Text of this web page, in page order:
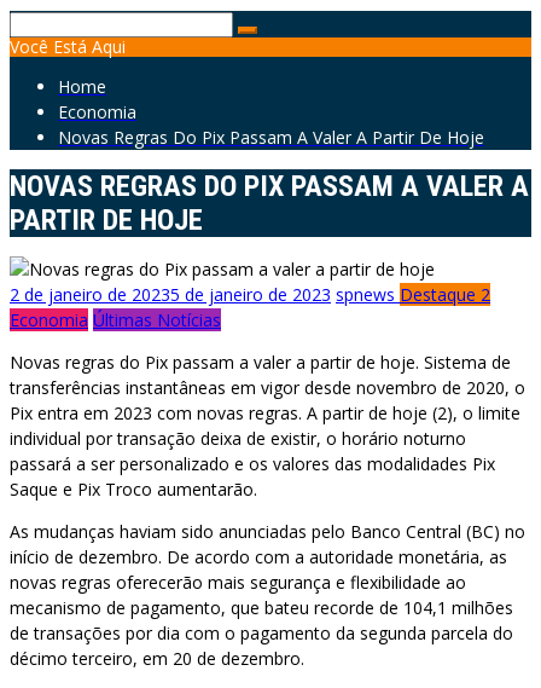
for:
Você Está Aqui
Home
Economia
Novas Regras Do Pix Passam A Valer A Partir De Hoje
NOVAS REGRAS DO PIX PASSAM A VALER A
PARTIR DE HOJE
2 de janeiro de 20235 de janeiro de 2023 spnews Destaque 2
Economia Últimas Notícias
Novas regras do Pix passam a valer a partir de hoje. Sistema de
transferências instantâneas em vigor desde novembro de 2020, o
Pix entra em 2023 com novas regras. A partir de hoje (2), o limite
individual por transação deixa de existir, o horário noturno
passará a ser personalizado e os valores das modalidades Pix
Saque e Pix Troco aumentarão.
As mudanças haviam sido anunciadas pelo Banco Central (BC) no
início de dezembro. De acordo com a autoridade monetária, as
novas regras oferecerão mais segurança e flexibilidade ao
mecanismo de pagamento, que bateu recorde de 104,1 milhões
de transações por dia com o pagamento da segunda parcela do
décimo terceiro, em 20 de dezembro.